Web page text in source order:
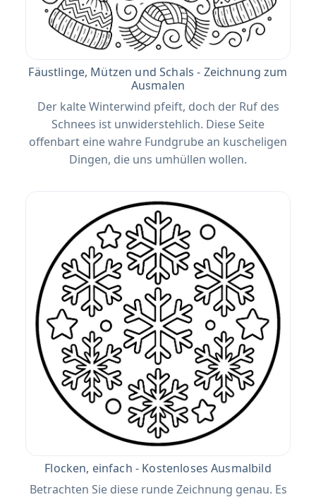
Fäustlinge, Mützen und Schals - Zeichnung zum
Ausmalen
Der kalte Winterwind pfeift, doch der Ruf des
Schnees ist unwiderstehlich. Diese Seite
offenbart eine wahre Fundgrube an kuscheligen
Dingen, die uns umhüllen wollen.
Flocken, einfach - Kostenloses Ausmalbild
Betrachten Sie diese runde Zeichnung genau. Es